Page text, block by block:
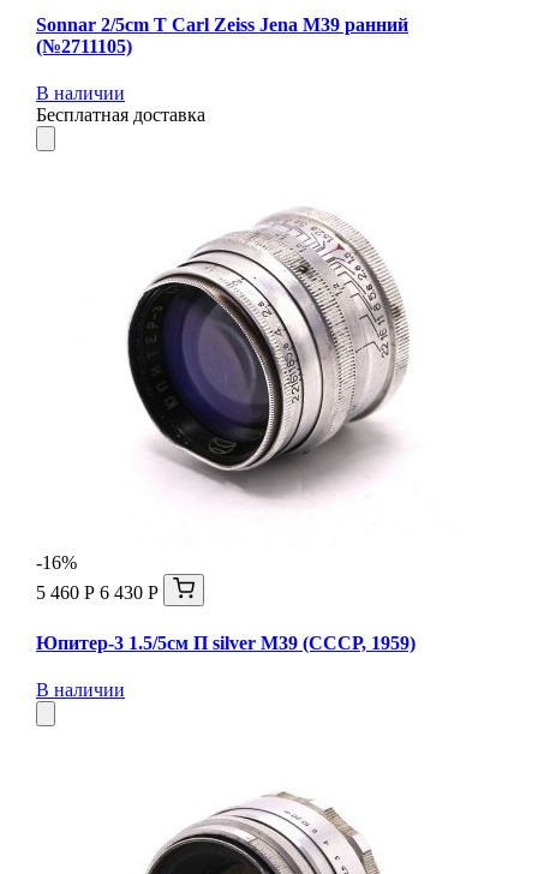
Sonnar 2/5cm T Carl Zeiss Jena М39 ранний
(№2711105)
В наличии
Бесплатная доставка
-16%
5 460 Р 6 430 Р
Юпитер-3 1.5/5см П silver М39 (СССР, 1959)
В наличии